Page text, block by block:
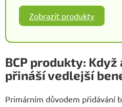
Zobrazit produkty
BCP produkty:
přináší vedlejší
Primárním důvodem přidávání